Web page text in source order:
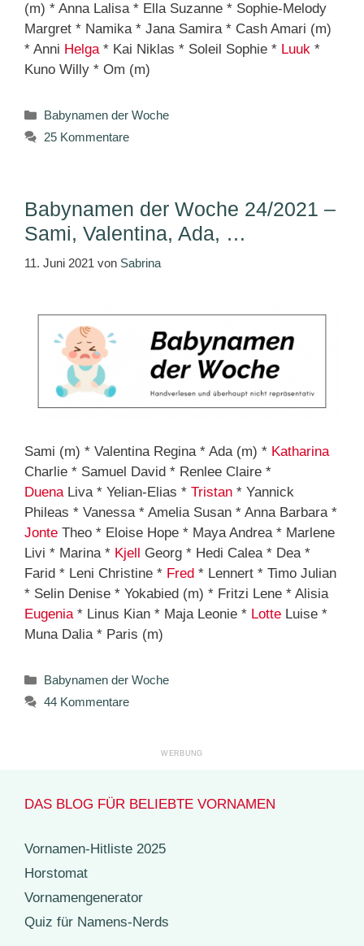
(m) * Anna Lalisa * Ella Suzanne * Sophie-Melody
Margret * Namika * Jana Samira * Cash Amari (m)
* Anni Helga* Kai Niklas * Soleil Sophie * Luuk *
Kuno Willy * Om (m)
Kategorien
Babynamen der Woche
25 Kommentare
Babynamen der Woche 24/2021 –
Sami, Valentina, Ada, …
11. Juni 2021 von Sabrina
Sami (m) * Valentina Regina * Ada (m) * Katharina
Charlie * Samuel David * Renlee Claire *
DuenaLiva * Yelian-Elias * Tristan * Yannick
Phileas * Vanessa * Amelia Susan * Anna Barbara *
Jonte Theo * Eloise Hope * Maya Andrea * Marlene
Livi * Marina * Kjell
Georg * Hedi Calea * Dea *
Farid * Leni Christine * Fred * Lennert * Timo Julian
* Selin Denise * Yokabied (m) * Fritzi Lene * Alisia
Eugenia* Linus Kian * Maja Leonie * Lotte Luise *
Muna Dalia * Paris (m)
Kategorien
Babynamen der Woche
44 Kommentare
DAS BLOG FÜR BELIEBTE VORNAMEN
Vornamen-Hitliste 2025
Horstomat
Vornamengenerator
Quiz für Namens-Nerds